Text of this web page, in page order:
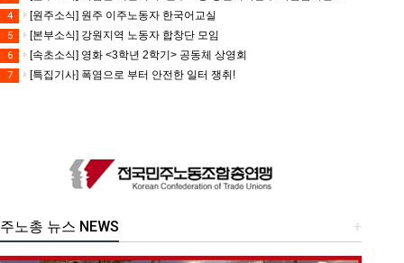
4 [원주소식] 원주 이주노동자 한국어교실
5 [본부소식] 강원지역 노동자 합창단 모임
6 [속초소식] 영화 <3학년 2학기> 공동체 상영회
7 [특집기사] 폭염으로 부터 안전한 일터 쟁취!
+
노총 뉴스 NEWS